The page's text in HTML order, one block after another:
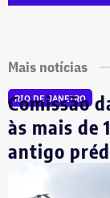
Mais notícias
RIO DE JANEIRO
Comissão
às mais de
antigo